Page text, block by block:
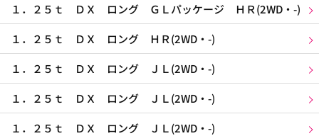
１．２５ｔ ＤＸ ロング ＧＬパッケージ ＨＲ(2WD・-)
１．２５ｔ ＤＸ ロング ＨＲ(2WD・-)
１．２５ｔ ＤＸ ロング ＪＬ(2WD・-)
１．２５ｔ ＤＸ ロング ＪＬ(2WD・-)
１．２５ｔ ＤＸ ロング ＪＬ(2WD・-)